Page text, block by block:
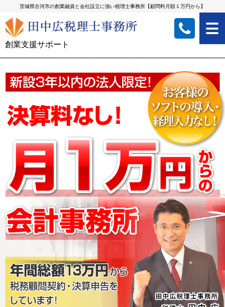
茨城県古河市の創業融資と会社設立に強い税理士事務所【顧問料月額１万円から】
創業支援サポート